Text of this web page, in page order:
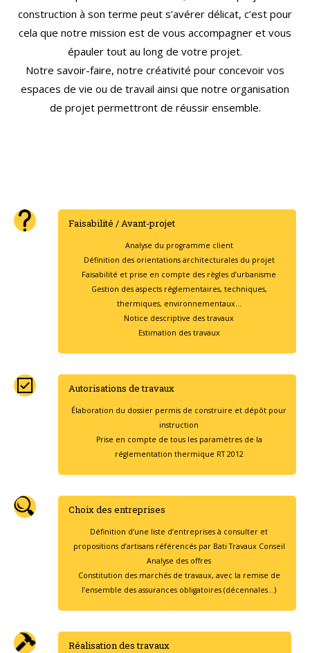
construction à son terme peut s’avérer délicat, c’est pour
cela que notre mission est de vous accompagner et vous
épauler tout au long de votre projet.
Notre savoir-faire, notre créativité pour concevoir vos
espaces de vie ou de travail ainsi que notre organisation
de projet permettront de réussir ensemble.
Faisabilité / Avant-projet
Analyse du programme client
Définition des orientations architecturales du projet
Faisabilité et prise en compte des règles d’urbanisme
Gestion des aspects réglementaires, techniques,
thermiques, environnementaux…
Notice descriptive des travaux
Estimation des travaux
Autorisations de travaux
Élaboration du dossier permis de construire et dépôt pour
instruction
Prise en compte de tous les paramètres de la
réglementation thermique RT 2012
Choix des entreprises
Définition d’une liste d’entreprises à consulter et
propositions d’artisans référencés par Bati Travaux Conseil
Analyse des offres
Constitution des marchés de travaux, avec la remise de
l’ensemble des assurances obligatoires (décennales…)
Réalisation des travaux